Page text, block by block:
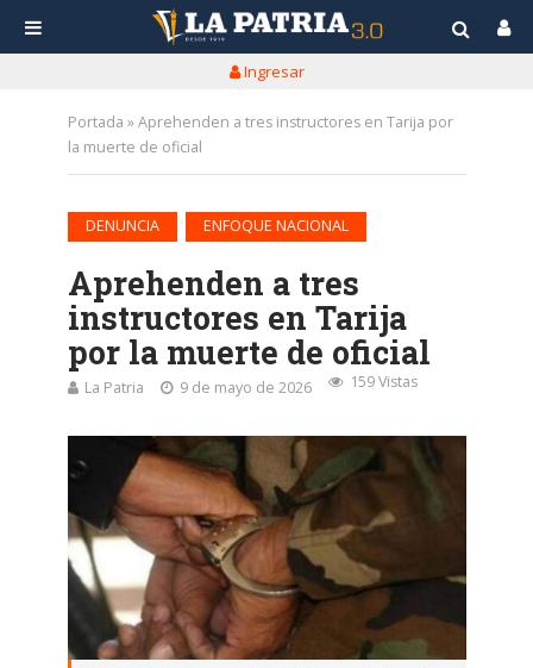
Ingresar
Portada »Aprehenden a tres instructores en Tarija por
la muerte de oficial
DENUNCIA ENFOQUE NACIONAL
Aprehenden a tres
instructores en Tarija
por la muerte de oficial
La Patria 9 de mayo de 2026 159 Vistas